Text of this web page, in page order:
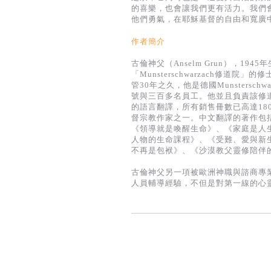
的喜樂，也會讓我們更有活力。我
他們勇氣，在耶穌基督的自由和寬廣
作者簡介
古倫神父（Anselm Grun），1945
「Munsterschwarzach修道院」的
管30年之久，他是德國
號與三百多名員工。他並且負責該
的語言翻譯，所有銷售冊數已高達
督宗教作家之一。中文翻譯的著作
《領導就是喚醒生命》、《家庭是
人物的生命課程》、《受難、愛與
不再是包袱》、《沙漠教父靈修陪
古倫神父另一項被歐洲神職與諮商
人員輔導經驗，不但是對第一線的